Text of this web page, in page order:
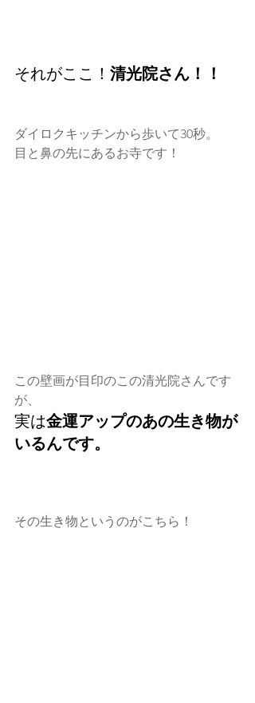
それがここ！ 清光院さん！！
ダイロクキッチンから歩いて30秒。
目と鼻の先にあるお寺です！
この壁画が目印のこの清光院さんです
が、
実は金運アップのあの生き物が
いるんです。
その生き物というのがこちら！